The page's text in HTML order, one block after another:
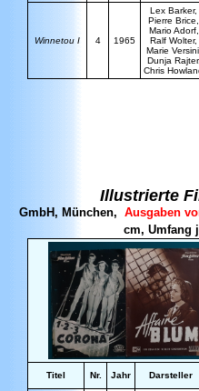
Winnetou I 4 1965
Lex Barker,
Pierre Brice,
Mario Adorf,
Ralf Wolter,
Marie Versini,
Dunja Rajter,
Chris
Illustrierte
GmbH, München, Ausgaben
cm, Umfang
Titel Nr. Jahr Darsteller